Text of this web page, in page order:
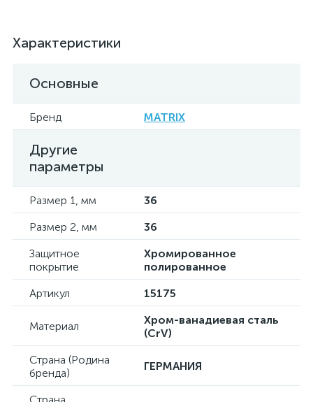
Характеристики
Основные
Бренд MATRIX
Другие
параметры
Размер 1, мм
36
Размер 2, мм
36
Защитное
покрытие
Хромированное
полированное
Артикул
15175
Материал
Хром-ванадиевая сталь
(CrV)
Страна (Родина
бренда)
ГЕРМАНИЯ